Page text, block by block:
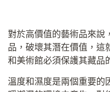
對於高價值的藝術品來說
品，破壞其潛在價值，這
和美術館必須保護其藏品
溫度和濕度是兩個重要的